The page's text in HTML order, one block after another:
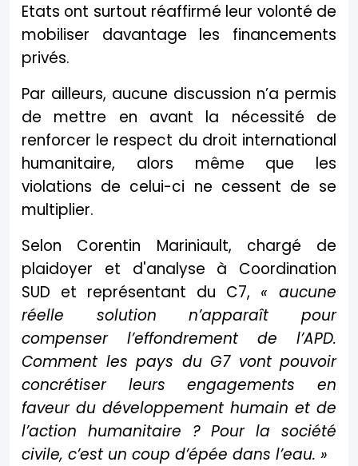
Etats ont surtout réaffirmé leur volonté de
mobiliser davantage les financements
privés.
Par ailleurs, aucune discussion n’a permis
de mettre en avant la nécessité de
renforcer le respect du droit international
humanitaire, alors même que les
violations de celui-ci ne cessent de se
multiplier.
Selon Corentin Mariniault, chargé de
plaidoyer et d'analyse à Coordination
SUD et représentant du C7, « aucune
réelle solution n’apparaît pour
compenser l’effondrement de l’APD.
Comment les pays du G7 vont pouvoir
concrétiser leurs engagements en
faveur du développement humain et de
l’action humanitaire ? Pour la société
civile, c’est un coup d’épée dans l’eau. »